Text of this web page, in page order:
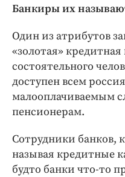
Бренд года
Работодатель
Банкиры их
Один из атрибутов
«золотая»
состоятельного
доступен всем
малооплачиваемым
пенсионерам.
Сотрудники банков,
называя кредитные
будто банки что-то